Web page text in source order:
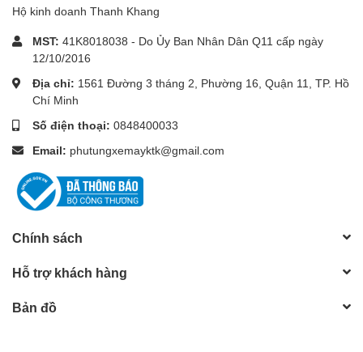
Hộ kinh doanh Thanh Khang
MST: 41K8018038 - Do Ủy Ban Nhân Dân Q11 cấp ngày
12/10/2016
Địa chỉ: 1561 Đường 3 tháng 2, Phường 16, Quận 11, TP. Hồ
Chí Minh
Số điện thoại: 0848400033
Email: phutungxemayktk@gmail.com
Chính sách
Hỗ trợ khách hàng
Bản đồ